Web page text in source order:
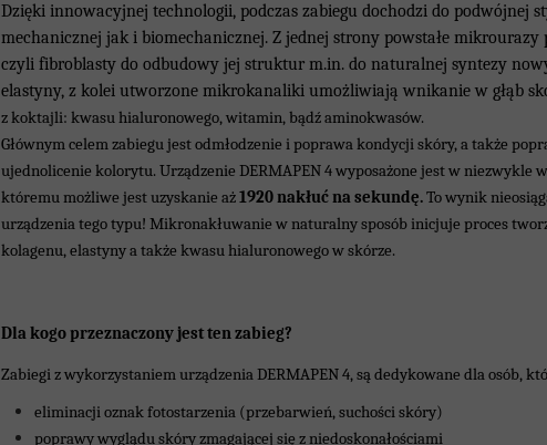
Dzięki innowacyjnej technologii, podczas zabiegu dochodzi do podwójnej
mechanicznej jak i biomechanicznej. Z jednej strony powstałe
czyli fibroblasty do odbudowy jej struktur m.in. do naturalnej syntezy
elastyny, z kolei utworzone mikrokanaliki umożliwiają wnikanie w głąb
z koktajli: kwasu hialuronowego, witamin, bądź aminokwasów.
Głównym celem zabiegu jest odmłodzenie i poprawa kondycji skóry, a także
ujednolicenie kolorytu. Urządzenie DERMAPEN 4 wyposażone jest w niezwykle
któremu możliwe jest uzyskanie aż1920 nakłuć na sekundę.To wynik
urządzenia tego typu! Mikronakłuwanie w naturalny sposób inicjuje proces
kolagenu, elastyny a także kwasu hialuronowego w skórze.
Dla kogo przeznaczony jest ten zabieg?
Zabiegi z wykorzystaniem urządzenia DERMAPEN 4, są dedykowane dla osób,
eliminacji oznak fotostarzenia (przebarwień, suchości skóry)
poprawy wyglądu skóry zmagającej się z niedoskonałościami